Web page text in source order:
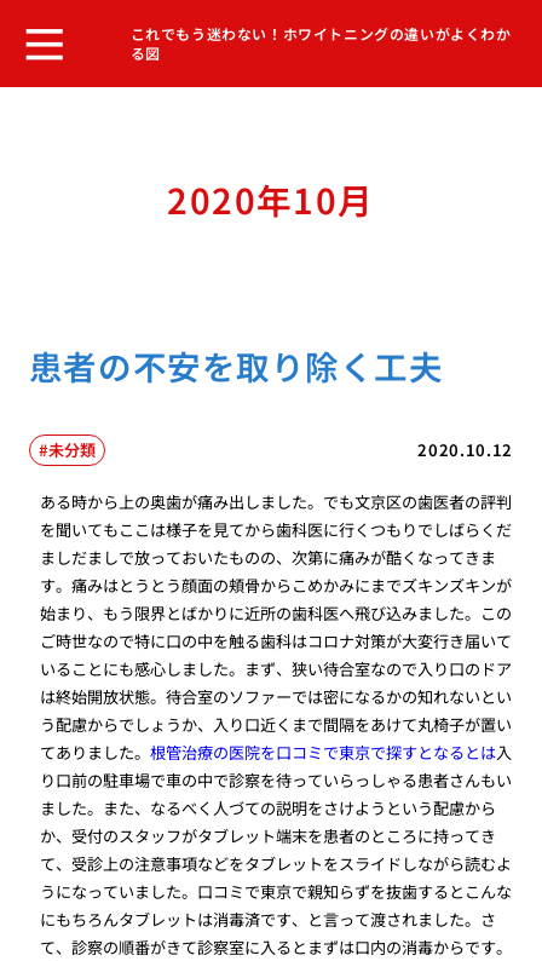
これでもう迷わない！ホワイトニングの違いがよくわか
る図
2020年10月
患者の不安を取り除く工夫
2020.10.12
未分類
ある時から上の奥歯が痛み出しました。でも文京区の歯医者の評判
を聞いてもここは様子を見てから歯科医に行くつもりでしばらくだ
ましだましで放っておいたものの、次第に痛みが酷くなってきま
す。痛みはとうとう顔面の頬骨からこめかみにまでズキンズキンが
始まり、もう限界とばかりに近所の歯科医へ飛び込みました。この
ご時世なので特に口の中を触る歯科はコロナ対策が大変行き届いて
いることにも感心しました。まず、狭い待合室なので入り口のドア
は終始開放状態。待合室のソファーでは密になるかの知れないとい
う配慮からでしょうか、入り口近くまで間隔をあけて丸椅子が置い
てありました。根管治療の医院を口コミで東京で探すとなるとは入
り口前の駐車場で車の中で診察を待っていらっしゃる患者さんもい
ました。また、なるべく人づての説明をさけようという配慮から
か、受付のスタッフがタブレット端末を患者のところに持ってき
て、受診上の注意事項などをタブレットをスライドしながら読むよ
うになっていました。口コミで東京で親知らずを抜歯するとこんな
にもちろんタブレットは消毒済です、と言って渡されました。さ
て、診察の順番がきて診察室に入るとまずは口内の消毒からです。